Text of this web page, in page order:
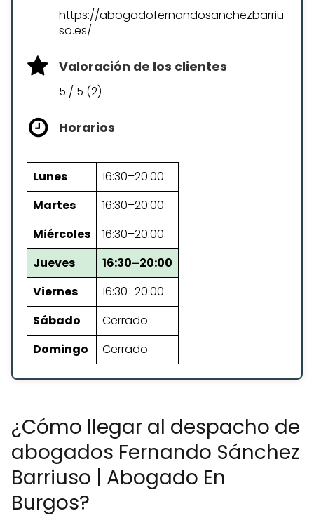
https://abogadofernandosanchezbarriu
so.es/
Valoración de los clientes
5 / 5 (2)
Horarios
Lunes
16:30–20:00
Martes
16:30–20:00
Miércoles
16:30–20:00
Jueves
16:30–20:00
Viernes
16:30–20:00
Sábado
Cerrado
Domingo
Cerrado
¿Cómo llegar al despacho de
abogados Fernando Sánchez
Barriuso | Abogado En
Burgos?